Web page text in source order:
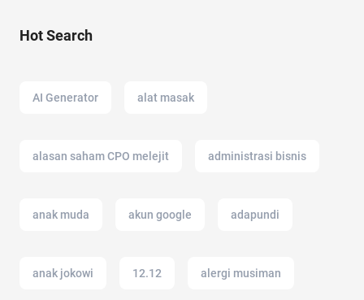
Hot Search
AI Generator alat masak
alasan saham CPO melejit administrasi bisnis
anak muda akun google adapundi
anak jokowi 12.12 alergi musiman